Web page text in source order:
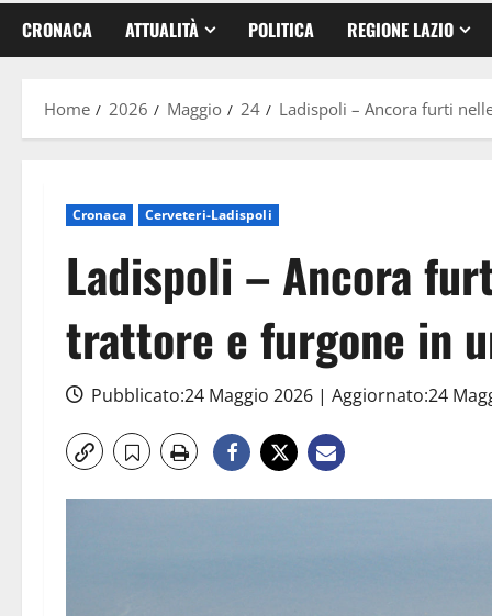
CRONACA ATTUALITÀ POLITICA REGIONE LAZIO
Home 2026 Maggio 24 Ladispoli – Ancora furti
Cronaca Cerveteri-Ladispoli
Ladispoli – Ancora
trattore e furgone in
Pubblicato:24 Maggio 2026 | Aggiornato:24